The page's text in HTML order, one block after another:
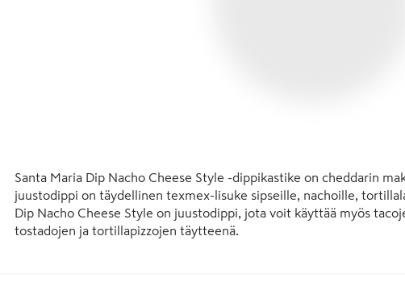
Santa Maria Dip Nacho Cheese Style -dippikastike on cheddarin
juustodippi on täydellinen texmex-lisuke sipseille, nachoille,
Dip Nacho Cheese Style on juustodippi, jota voit käyttää myös
tostadojen ja tortillapizzojen täytteenä.